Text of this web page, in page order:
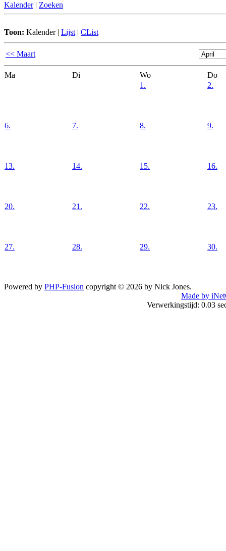
Kalender | Zoeken
Toon: Kalender| Lijst | CList
<< Maart
Ma Di Wo
Do
1.
2.
6. 7. 8. 9.
13. 14. 15. 16.
20. 21. 22. 23.
27. 28. 29. 30.
Powered by PHP-Fusion copyright © 2026 by Nick Jones.
Made by
Verwerkingstijd: 0.03